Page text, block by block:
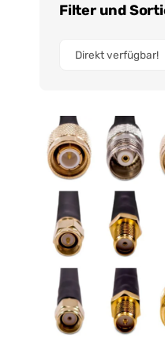
Filter und
Direkt verfügbar!